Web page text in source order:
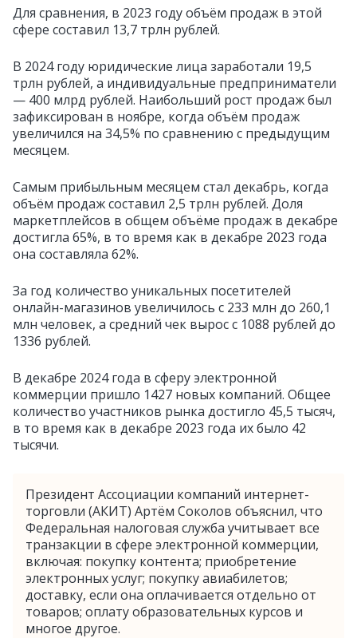
Для сравнения, в 2023 году объём продаж в этой
сфере составил 13,7 трлн рублей.
В 2024 году юридические лица заработали 19,5
трлн рублей, а индивидуальные предприниматели
— 400 млрд рублей. Наибольший рост продаж был
зафиксирован в ноябре, когда объём продаж
увеличился на 34,5% по сравнению с предыдущим
месяцем.
Самым прибыльным месяцем стал декабрь, когда
объём продаж составил 2,5 трлн рублей. Доля
маркетплейсов в общем объёме продаж в декабре
достигла 65%, в то время как в декабре 2023 года
она составляла 62%.
За год количество уникальных посетителей
онлайн-магазинов увеличилось с 233 млн до 260,1
млн человек, а средний чек вырос с 1088 рублей до
1336 рублей.
В декабре 2024 года в сферу электронной
коммерции пришло 1427 новых компаний. Общее
количество участников рынка достигло 45,5 тысяч,
в то время как в декабре 2023 года их было 42
тысячи.
Президент Ассоциации компаний интернет-
торговли (АКИТ) Артём Соколов объяснил, что
Федеральная налоговая служба учитывает все
транзакции в сфере электронной коммерции,
включая: покупку контента; приобретение
электронных услуг; покупку авиабилетов;
доставку, если она оплачивается отдельно от
товаров; оплату образовательных курсов и
многое другое.